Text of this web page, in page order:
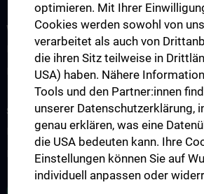
WISSENSCHAFT & FORSCHUNG
Forschung an der Abteilung für Anatomie
Forschung an der Abteilung für Zellbiologie
STUDIUM, AUS- UND WEITERBILDUNG
Lehre an der Abteilung für Anatomie
Lehre der Abteilung für Zell- und
optimieren. Mit Ihrer
Cookies werden sowohl von
verarbeitet als auch von
die ihren Sitz teilweise in
USA) haben. Nähere
Tools und den Partner:innen
unserer Datenschutzerklärung,
genau erklären, was eine
die USA bedeuten kann. Ihre
Einstellungen können Sie auf
individuell anpassen oder